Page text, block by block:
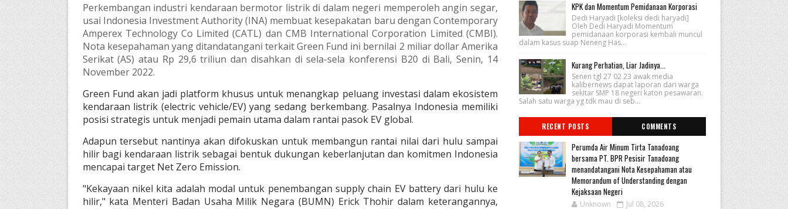
Perkembangan industri kendaraan bermotor listrik di dalam negeri memperoleh angin segar,
usai Indonesia Investment Authority (INA) membuat kesepakatan baru dengan Contemporary
Amperex Technology Co Limited (CATL) dan CMB International Corporation Limited (CMBI).
Nota kesepahaman yang ditandatangani terkait Green Fund ini bernilai 2 miliar dollar Amerika
Serikat (AS) atau Rp 29,6 triliun dan disahkan di sela-sela konferensi B20 di Bali, Senin, 14
November 2022.
Green Fund akan jadi platform khusus untuk menangkap peluang investasi dalam ekosistem
kendaraan listrik (electric vehicle/EV) yang sedang berkembang. Pasalnya Indonesia memiliki
posisi strategis untuk menjadi pemain utama dalam rantai pasok EV global.
Adapun tersebut nantinya akan difokuskan untuk membangun rantai nilai dari hulu sampai
hilir bagi kendaraan listrik sebagai bentuk dukungan keberlanjutan dan komitmen Indonesia
mencapai target Net Zero Emission.
"Kekayaan nikel kita adalah modal untuk penembangan supply chain EV battery dari hulu ke
hilir," kata Menteri Badan Usaha Milik Negara (BUMN) Erick Thohir dalam keterangannya,
KPK dan Momentum Pemidanaan Korporasi
Dedi Haryadi [koleksi dedi haryadi]
Oleh Dedi Haryadi Momentum
pemidanaan korporasi kembali muncul
dalam kasus suap Neneng Has...
Kurang Perhatian, Liar Jadinya...
Senen tgl 27 02 23 awak media
kalibernews dapat laporan dari warga
sekitar SMP 18 negeri katon pesawaran.
Salah satu warga yg tdk mau di seb...
RECENT POSTS COMMENTS
Perumda Air Minum Tirta Tanadoang
bersama PT. BPR Pesisir Tanadoang
menandatangani Nota Kesepahaman atau
Memorandum of Understanding dengan
Kejaksaan Negeri
Unknown Jul 08, 2026